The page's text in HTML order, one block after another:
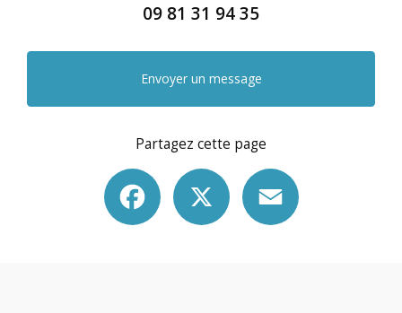
09 81 31 94 35
Envoyer un message
Partagez cette page
Facebook